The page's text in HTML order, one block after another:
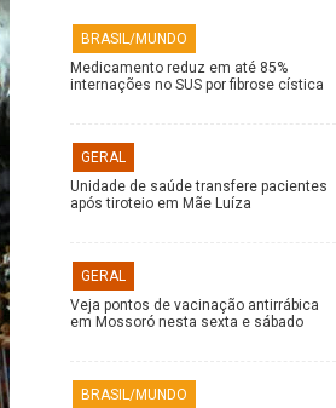
BRASIL/MUNDO
Medicamento reduz em até 85%
internações no SUS por fibrose cística
GERAL
Unidade de saúde transfere pacientes
após tiroteio em Mãe Luíza
GERAL
Veja pontos de vacinação antirrábica
em Mossoró nesta sexta e sábado
BRASIL/MUNDO